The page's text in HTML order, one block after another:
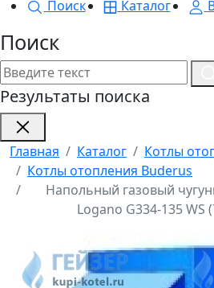
Поиск
Каталог
Поиск
Результаты поиска
Главная Каталог
Котлы
Котлы отопления Buderus
Напольный газовый
Logano G334-135 WS